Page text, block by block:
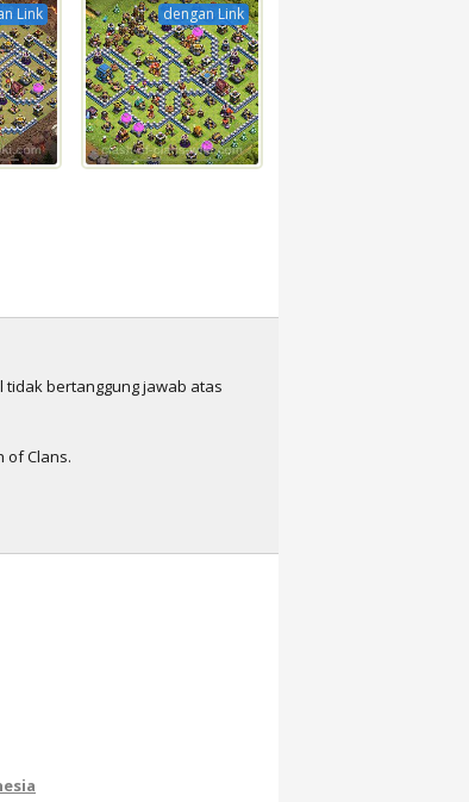
Link dengan Link
bertanggung jawab atas
of Clans.